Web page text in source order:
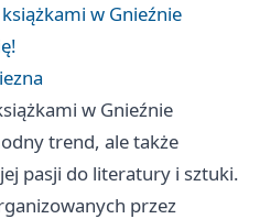
w Gnieźnie
w Gnieźnie
trend, ale także
pasji do literatury i sztuki.
przez